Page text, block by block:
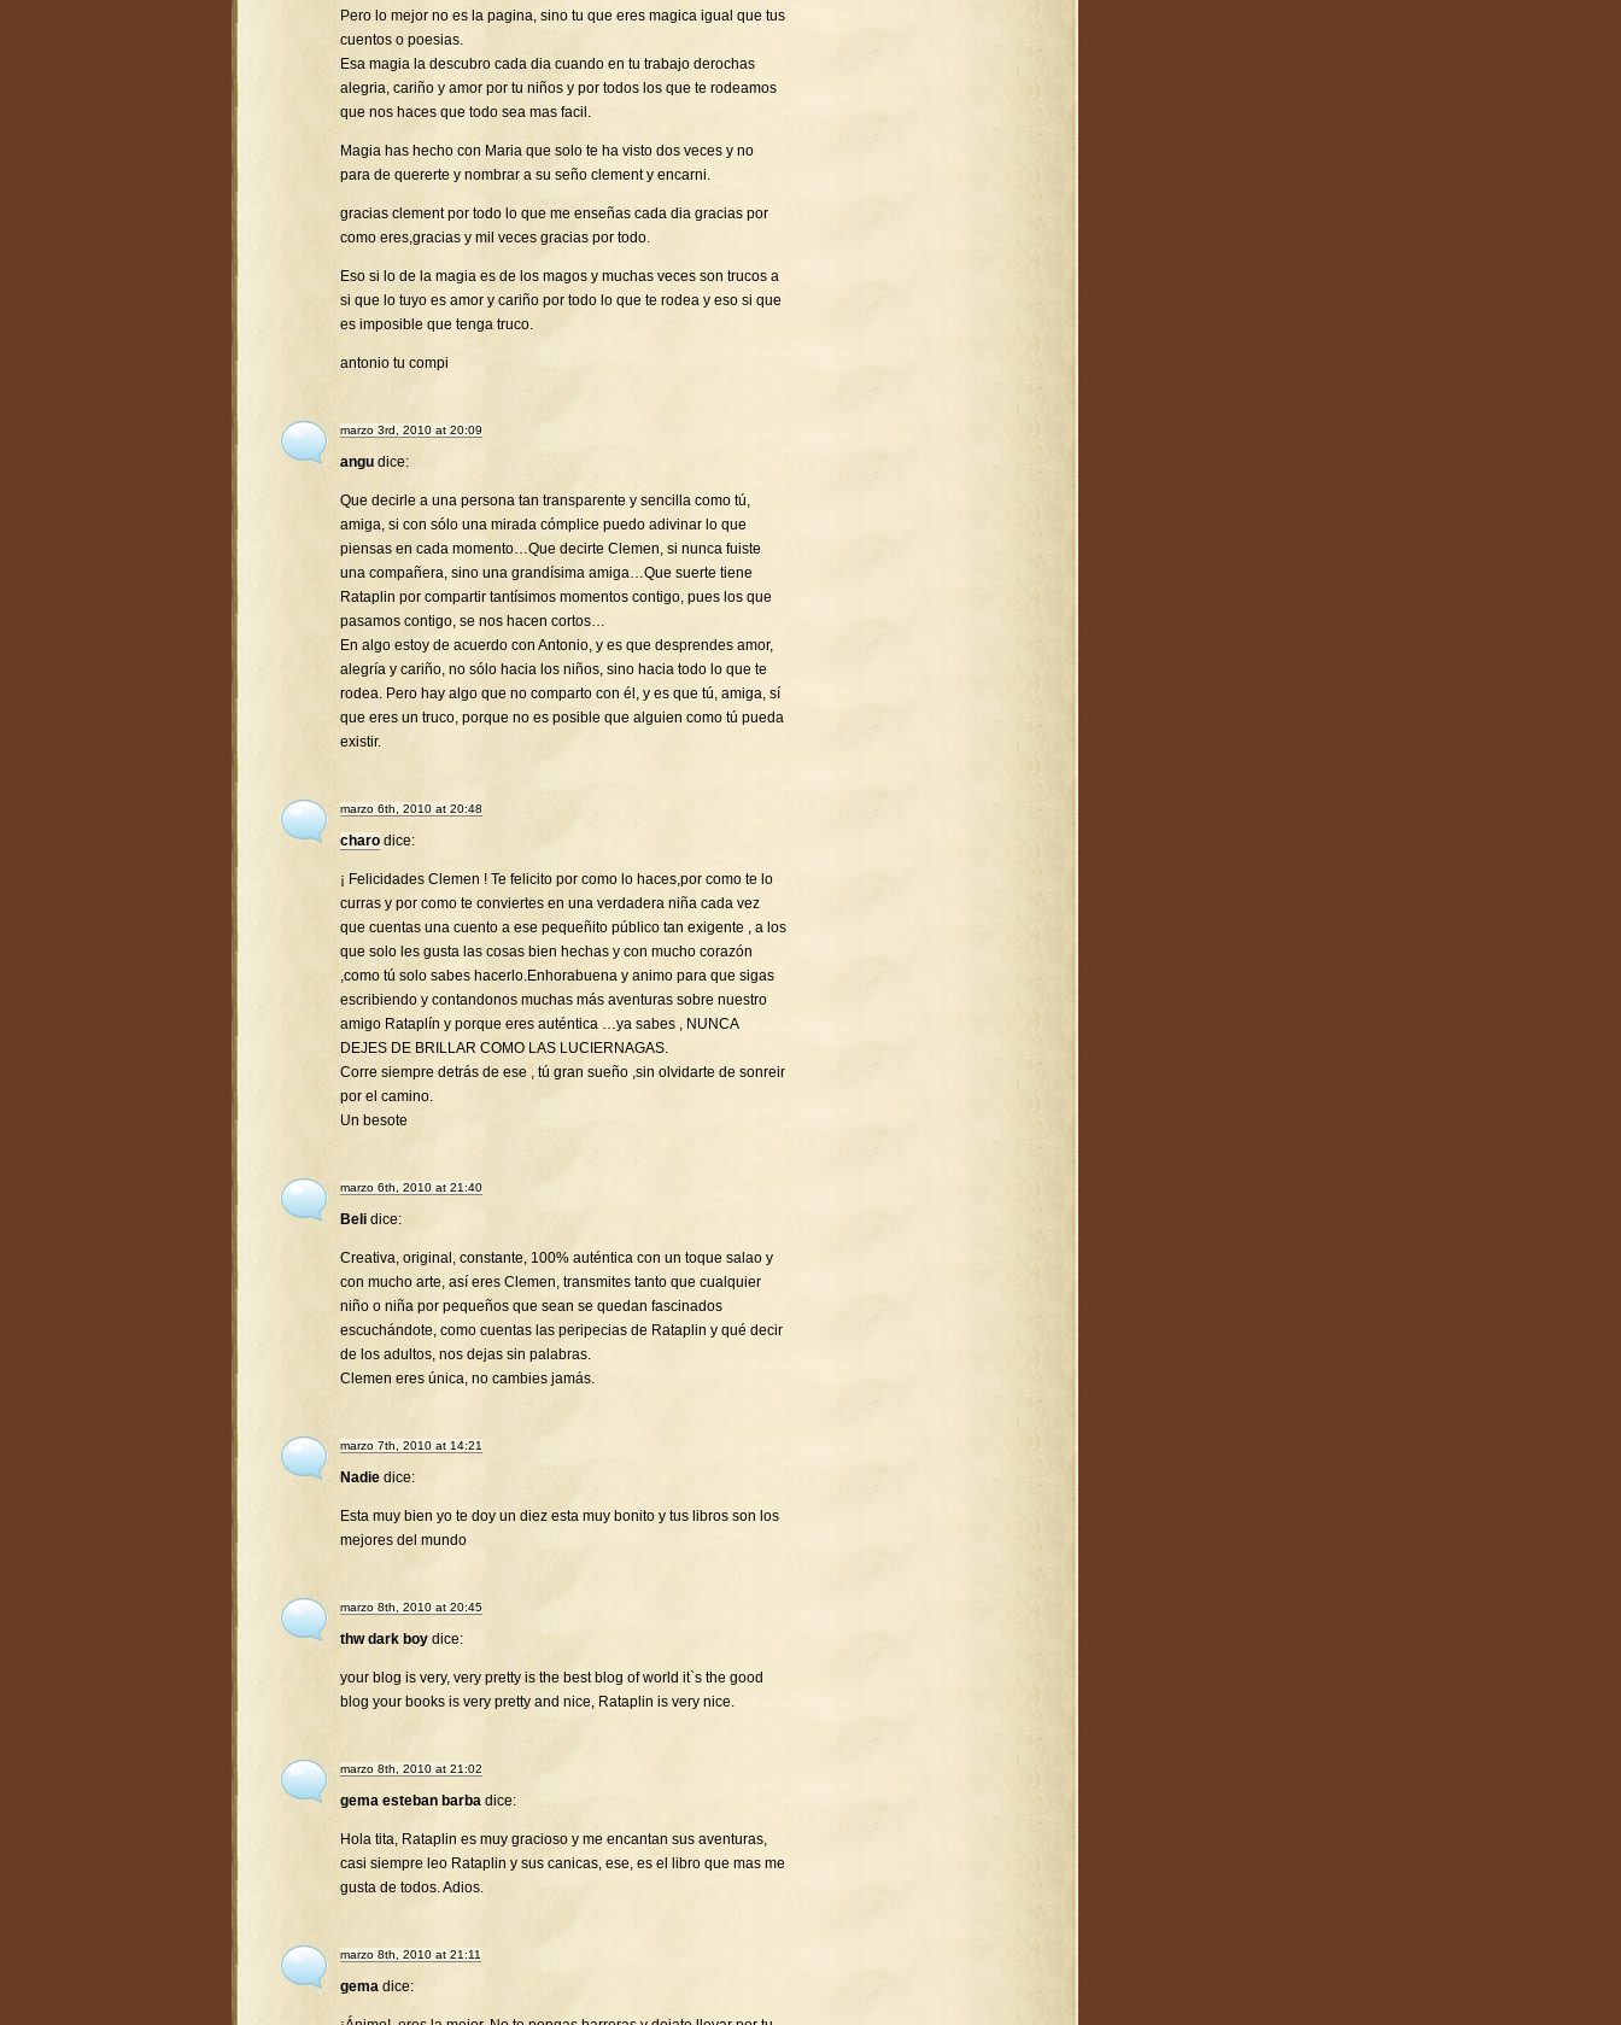
Pero lo mejor no es la pagina, sino tu que eres magica igual que tus
cuentos o poesias.
Esa magia la descubro cada dia cuando en tu trabajo derochas
alegria, cariño y amor por tu niños y por todos los que te rodeamos
que nos haces que todo sea mas facil.
Magia has hecho con Maria que solo te ha visto dos veces y no
para de quererte y nombrar a su seño clement y encarni.
gracias clement por todo lo que me enseñas cada dia gracias por
como eres,gracias y mil veces gracias por todo.
Eso si lo de la magia es de los magos y muchas veces son trucos a
si que lo tuyo es amor y cariño por todo lo que te rodea y eso si que
es imposible que tenga truco.
antonio tu compi
marzo 3rd, 2010 at 20:09
angu dice:
Que decirle a una persona tan transparente y sencilla como tú,
amiga, si con sólo una mirada cómplice puedo adivinar lo que
piensas en cada momento…Que decirte Clemen, si nunca fuiste
una compañera, sino una grandísima amiga…Que suerte tiene
Rataplin por compartir tantísimos momentos contigo, pues los que
pasamos contigo, se nos hacen cortos…
En algo estoy de acuerdo con Antonio, y es que desprendes amor,
alegría y cariño, no sólo hacia los niños, sino hacia todo lo que te
rodea. Pero hay algo que no comparto con él, y es que tú, amiga, sí
que eres un truco, porque no es posible que alguien como tú pueda
existir.
marzo 6th, 2010 at 20:48
charo dice:
¡ Felicidades Clemen ! Te felicito por como lo haces,por como te lo
curras y por como te conviertes en una verdadera niña cada vez
que cuentas una cuento a ese pequeñito público tan exigente , a los
que solo les gusta las cosas bien hechas y con mucho corazón
,como tú solo sabes hacerlo.Enhorabuena y animo para que sigas
escribiendo y contandonos muchas más aventuras sobre nuestro
amigo Rataplín y porque eres auténtica …ya sabes , NUNCA
DEJES DE BRILLAR COMO LAS LUCIERNAGAS.
Corre siempre detrás de ese , tú gran sueño ,sin olvidarte de sonreir
por el camino.
Un besote
marzo 6th, 2010 at 21:40
Beli dice:
Creativa, original, constante, 100% auténtica con un toque salao y
con mucho arte, así eres Clemen, transmites tanto que cualquier
niño o niña por pequeños que sean se quedan fascinados
escuchándote, como cuentas las peripecias de Rataplin y qué decir
de los adultos, nos dejas sin palabras.
Clemen eres única, no cambies jamás.
marzo 7th, 2010 at 14:21
Nadie dice:
Esta muy bien yo te doy un diez esta muy bonito y tus libros son los
mejores del mundo
marzo 8th, 2010 at 20:45
thw dark boy dice:
your blog is very, very pretty is the best blog of world it`s the good
blog your books is very pretty and nice, Rataplin is very nice.
marzo 8th, 2010 at 21:02
gema esteban barba dice:
Hola tita, Rataplin es muy gracioso y me encantan sus aventuras,
casi siempre leo Rataplin y sus canicas, ese, es el libro que mas me
gusta de todos. Adios.
marzo 8th, 2010 at 21:11
gema dice: